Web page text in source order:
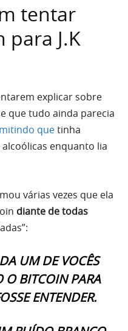
tentar
para J.K
explicar sobre
que tudo ainda parecia
quetinha
enquanto lia
várias vezes que ela
diante de todas
UM DE VOCÊS
O BITCOIN PARA
ENTENDER.